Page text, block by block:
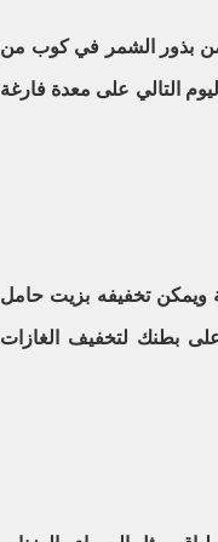
بذور الشمر في كوب من
التالي على معدة فارغة
ويمكن تخفيفه بزيت حامل
بطنك لتخفيف الغازات